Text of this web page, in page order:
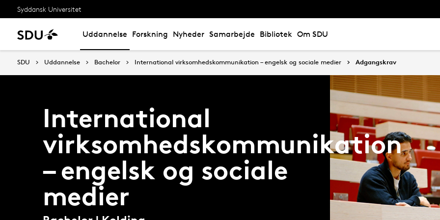
Syddansk Universitet
Uddannelse Forskning Nyheder Samarbejde Bibliotek Om SDU
SDU Uddannelse Bachelor International virksomhedskommunikation – engelsk og sociale medier Adgangskrav
International
virksomhedskommunikation
– engelsk og sociale
medier